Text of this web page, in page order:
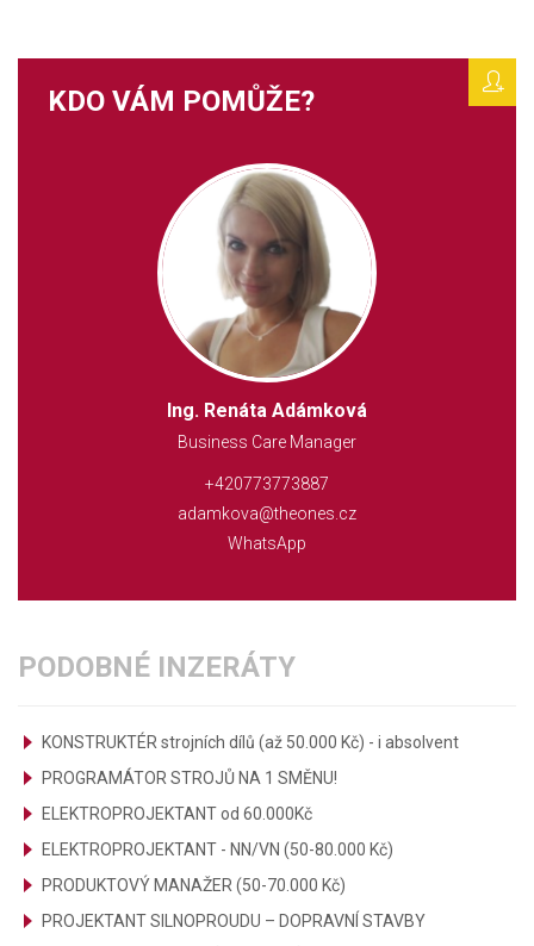
KDO VÁM POMŮŽE?
Ing. Renáta Adámková
Business Care Manager
+420773773887
adamkova@theones.cz
WhatsApp
PODOBNÉ INZERÁTY
KONSTRUKTÉR strojních dílů (až 50.000 Kč) - i absolvent
PROGRAMÁTOR STROJŮ NA 1 SMĚNU!
ELEKTROPROJEKTANT od 60.000Kč
ELEKTROPROJEKTANT - NN/VN (50-80.000 Kč)
PRODUKTOVÝ MANAŽER (50-70.000 Kč)
PROJEKTANT SILNOPROUDU – DOPRAVNÍ STAVBY